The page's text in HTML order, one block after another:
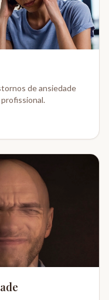
de ansiedade